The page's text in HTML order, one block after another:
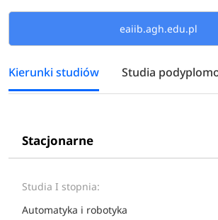
eaiib.agh.edu.pl
Kierunki studiów Studia
Stacjonarne
Studia I stopnia:
Automatyka i robotyka